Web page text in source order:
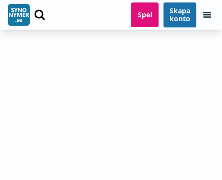
Spel
Skapa
konto